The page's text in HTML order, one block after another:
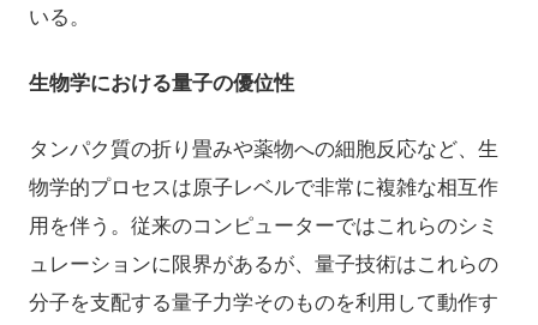
いる。
生物学における量子の優位性
タンパク質の折り畳みや薬物への細胞反応など、生
物学的プロセスは原子レベルで非常に複雑な相互作
用を伴う。従来のコンピューターではこれらのシミ
ュレーションに限界があるが、量子技術はこれらの
分子を支配する量子力学そのものを利用して動作す